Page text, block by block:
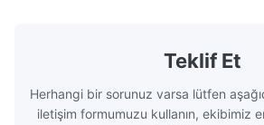
Teklif Et
Herhangi bir sorunuz varsa lütfen
iletişim formumuzu kullanın, ekibimiz